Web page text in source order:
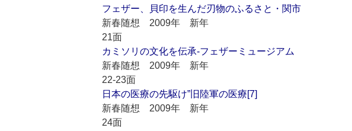
フェザー、貝印を生んだ刃物のふるさと・関市
新春随想 2009年 新年
21面
カミソリの文化を伝承-フェザーミュージアム
新春随想 2009年 新年
22-23面
日本の医療の先駆け”旧陸軍の医療[7]
新春随想 2009年 新年
24面